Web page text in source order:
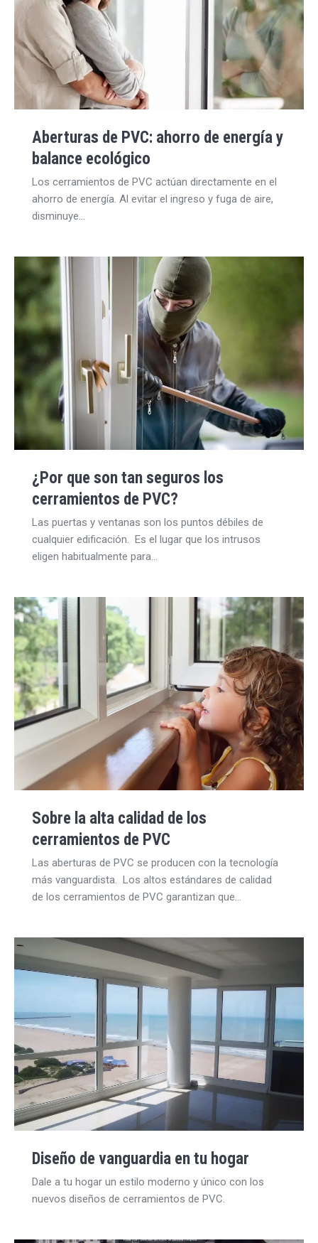
Aberturas de PVC: ahorro de energía y
balance ecológico
Los cerramientos de PVC actúan directamente en el
ahorro de energía. Al evitar el ingreso y fuga de aire,
disminuye…
¿Por que son tan seguros los
cerramientos de PVC?
Las puertas y ventanas son los puntos débiles de
cualquier edificación. Es el lugar que los intrusos
eligen habitualmente para…
Sobre la alta calidad de los
cerramientos de PVC
Las aberturas de PVC se producen con la tecnología
más vanguardista. Los altos estándares de calidad
de los cerramientos de PVC garantizan que…
Diseño de vanguardia en tu hogar
Dale a tu hogar un estilo moderno y único con los
nuevos diseños de cerramientos de PVC.